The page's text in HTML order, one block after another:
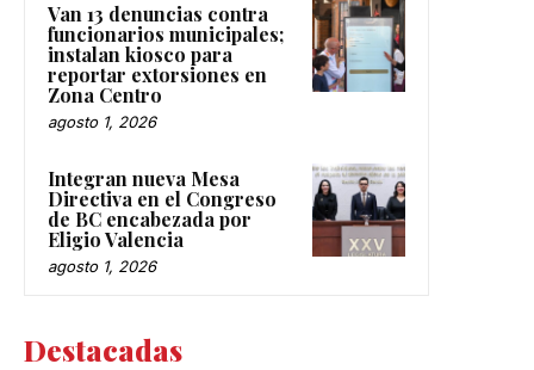
Van 13 denuncias contra
funcionarios municipales;
instalan kiosco para
reportar extorsiones en
Zona Centro
agosto 1, 2026
Integran nueva Mesa
Directiva en el Congreso
de BC encabezada por
Eligio Valencia
agosto 1, 2026
Destacadas